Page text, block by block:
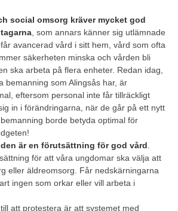
social omsorg kräver mycket god
, som annars känner sig utlämnade
avancerad vård i sitt hem, vård som ofta
säkerheten minska och vården bli
ska arbeta på flera enheter. Redan idag,
bemanning som Alingsås har, är
eftersom personal inte får tillräckligt
in i förändringarna, när de går på ett nytt
borde betyda optimal för
är en förutsättning för god vård
för att våra ungdomar ska välja att
eller äldreomsorg. Får nedskärningarna
ingen som orkar eller vill arbeta i
att protestera är att systemet med